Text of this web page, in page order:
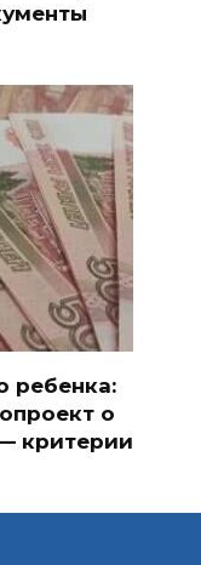
ребенка:
о
критерии